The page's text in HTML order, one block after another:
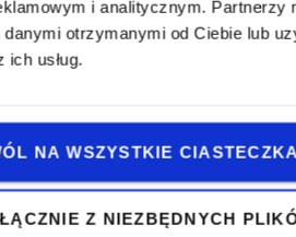
i analitycznym. Partnerzy
otrzymanymi od Ciebie lub
ich usług.
NA WSZYSTKIE
Z NIEZBĘDNYCH
do nas